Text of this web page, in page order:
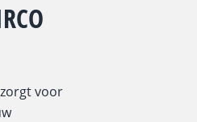
zorgt voor